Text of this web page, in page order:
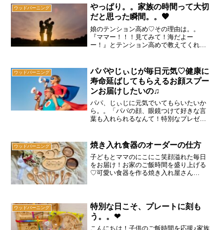
たい！そんな思いが止まらない。。♡去
年の冬くらい？か...
ウッドバーニング
やっぱり。。家族の時間って大切
だと思った瞬間。。🧡
娘のテンション高め♡その理由は。。
『ママー！！！見てみて！海だよー
ー！』とテンション高めで教えてくれた
させて頂くため車で１時間３０分かけて
やってきました～♡海も目の前で...
ウッドバーニング
パパやじぃじが毎日元気♡健康に
寿命延ばしてもらえるお顔スプー
ンお届けしたいの♫
パパ、じぃじに元気でいてもらいたいか
ら。。「パパの顔、眼鏡つけて好きな言
葉も入れられるなんて！特別なプレゼン
スプーン オーダー会』を開催していま
した！そもそも開催した...
ウッドバーニング 焼き入れ食器のオーダーの仕方
子どもとママのにこにこ笑顔溢れた毎日
をお届け！お家のご飯時間を盛り上げる
♡可愛い食器を作る焼き入れ屋さん
オーダーを頂...
ウッドバーニング
特別な日こそ、プレートに刻も
う。。❤
こんにちは！子供のご飯時間を応援♪家族